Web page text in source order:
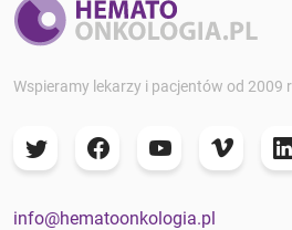
Wspieramy lekarzy i pacjentów od 2009
info@hematoonkologia.pl